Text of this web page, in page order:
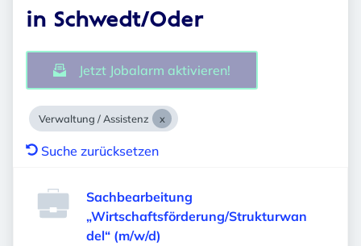
in Schwedt/Oder
Jetzt Jobalarm aktivieren!
Verwaltung / Assistenz
Suche zurücksetzen
Sachbearbeitung
„Wirtschaftsförderung/Strukturwan
del“ (m/w/d)